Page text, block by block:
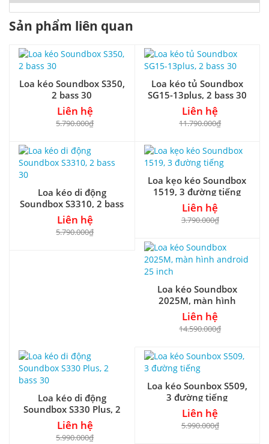
Sản phẩm liên quan
Loa kéo Soundbox S350,
2 bass 30
Liên hệ
5.790.000₫
Loa kéo tủ Soundbox
SG15-13plus, 2 bass 30
Liên hệ
11.790.000₫
Loa kéo di động
Soundbox S3310, 2 bass
30
Liên hệ
5.790.000₫
Loa kẹo kéo Soundbox
1519, 3 đường tiếng
Liên hệ
3.790.000₫
Loa kéo Soundbox
2025M, màn hình
android 25 inch
Liên hệ
14.590.000₫
Loa kéo di động
Soundbox S330 Plus, 2
bass 30
Liên hệ
5.990.000₫
Loa kéo Sounbox S509,
3 đường tiếng
Liên hệ
5.990.000₫